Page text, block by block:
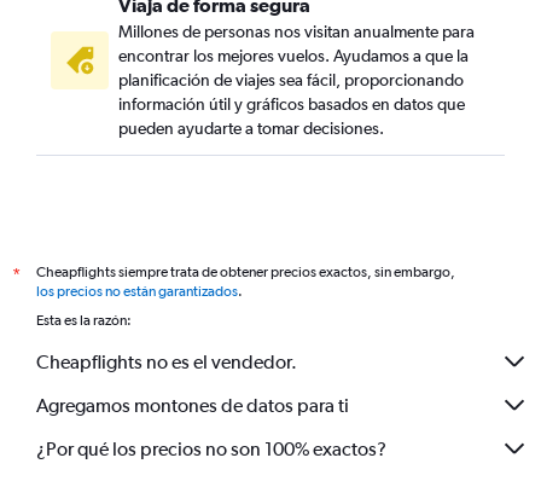
Viaja de forma segura
Millones de personas nos visitan anualmente para
encontrar los mejores vuelos. Ayudamos a que la
planificación de viajes sea fácil, proporcionando
información útil y gráficos basados en datos que
pueden ayudarte a tomar decisiones.
*
Cheapflights siempre trata de obtener precios exactos, sin embargo,
los precios no están garantizados.
Esta es la razón:
Cheapflights no es el vendedor.
Agregamos montones de datos para ti
¿Por qué los precios no son 100% exactos?